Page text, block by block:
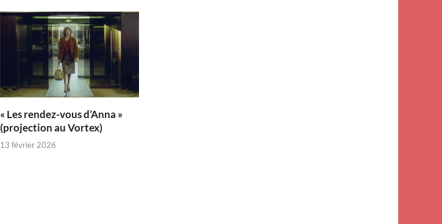
« Les rendez-vous d’Anna »
(projection au Vortex)
13 février 2026